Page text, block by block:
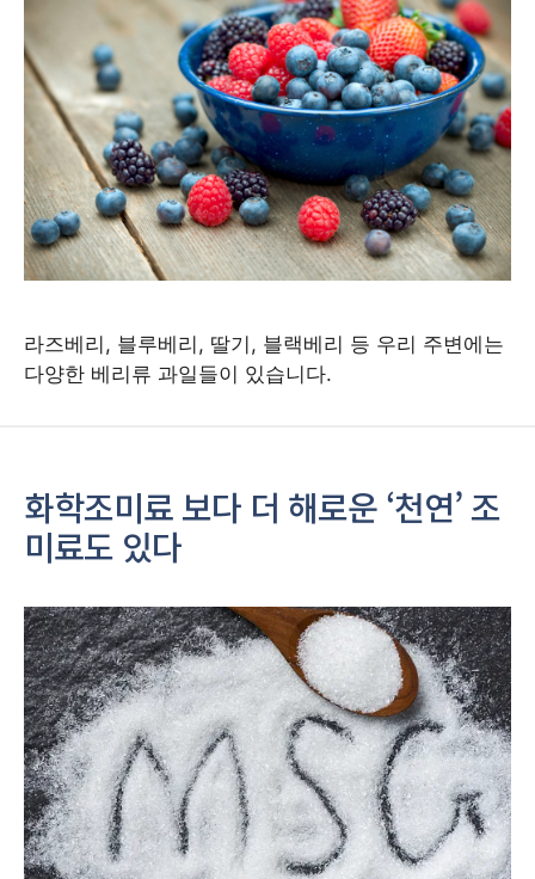
라즈베리, 블루베리, 딸기, 블랙베리 등 우리 주변에는
다양한 베리류 과일들이 있습니다.
화학조미료 보다 더 해로운 ‘천연’ 조
미료도 있다